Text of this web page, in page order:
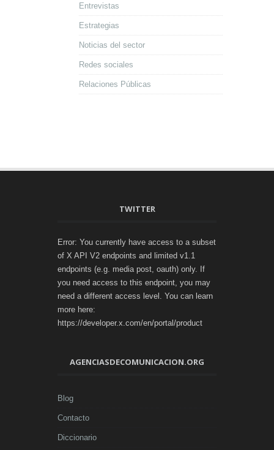
Entrevistas
Estrategias
Noticias del sector
Redes sociales
Relaciones Públicas
TWITTER
Error: You currently have access to a subset
of X API V2 endpoints and limited v1.1
endpoints (e.g. media post, oauth) only. If
you need access to this endpoint, you may
need a different access level. You can learn
more here:
https://developer.x.com/en/portal/product
AGENCIASDECOMUNICACION.ORG
Blog
Contacto
Diccionario